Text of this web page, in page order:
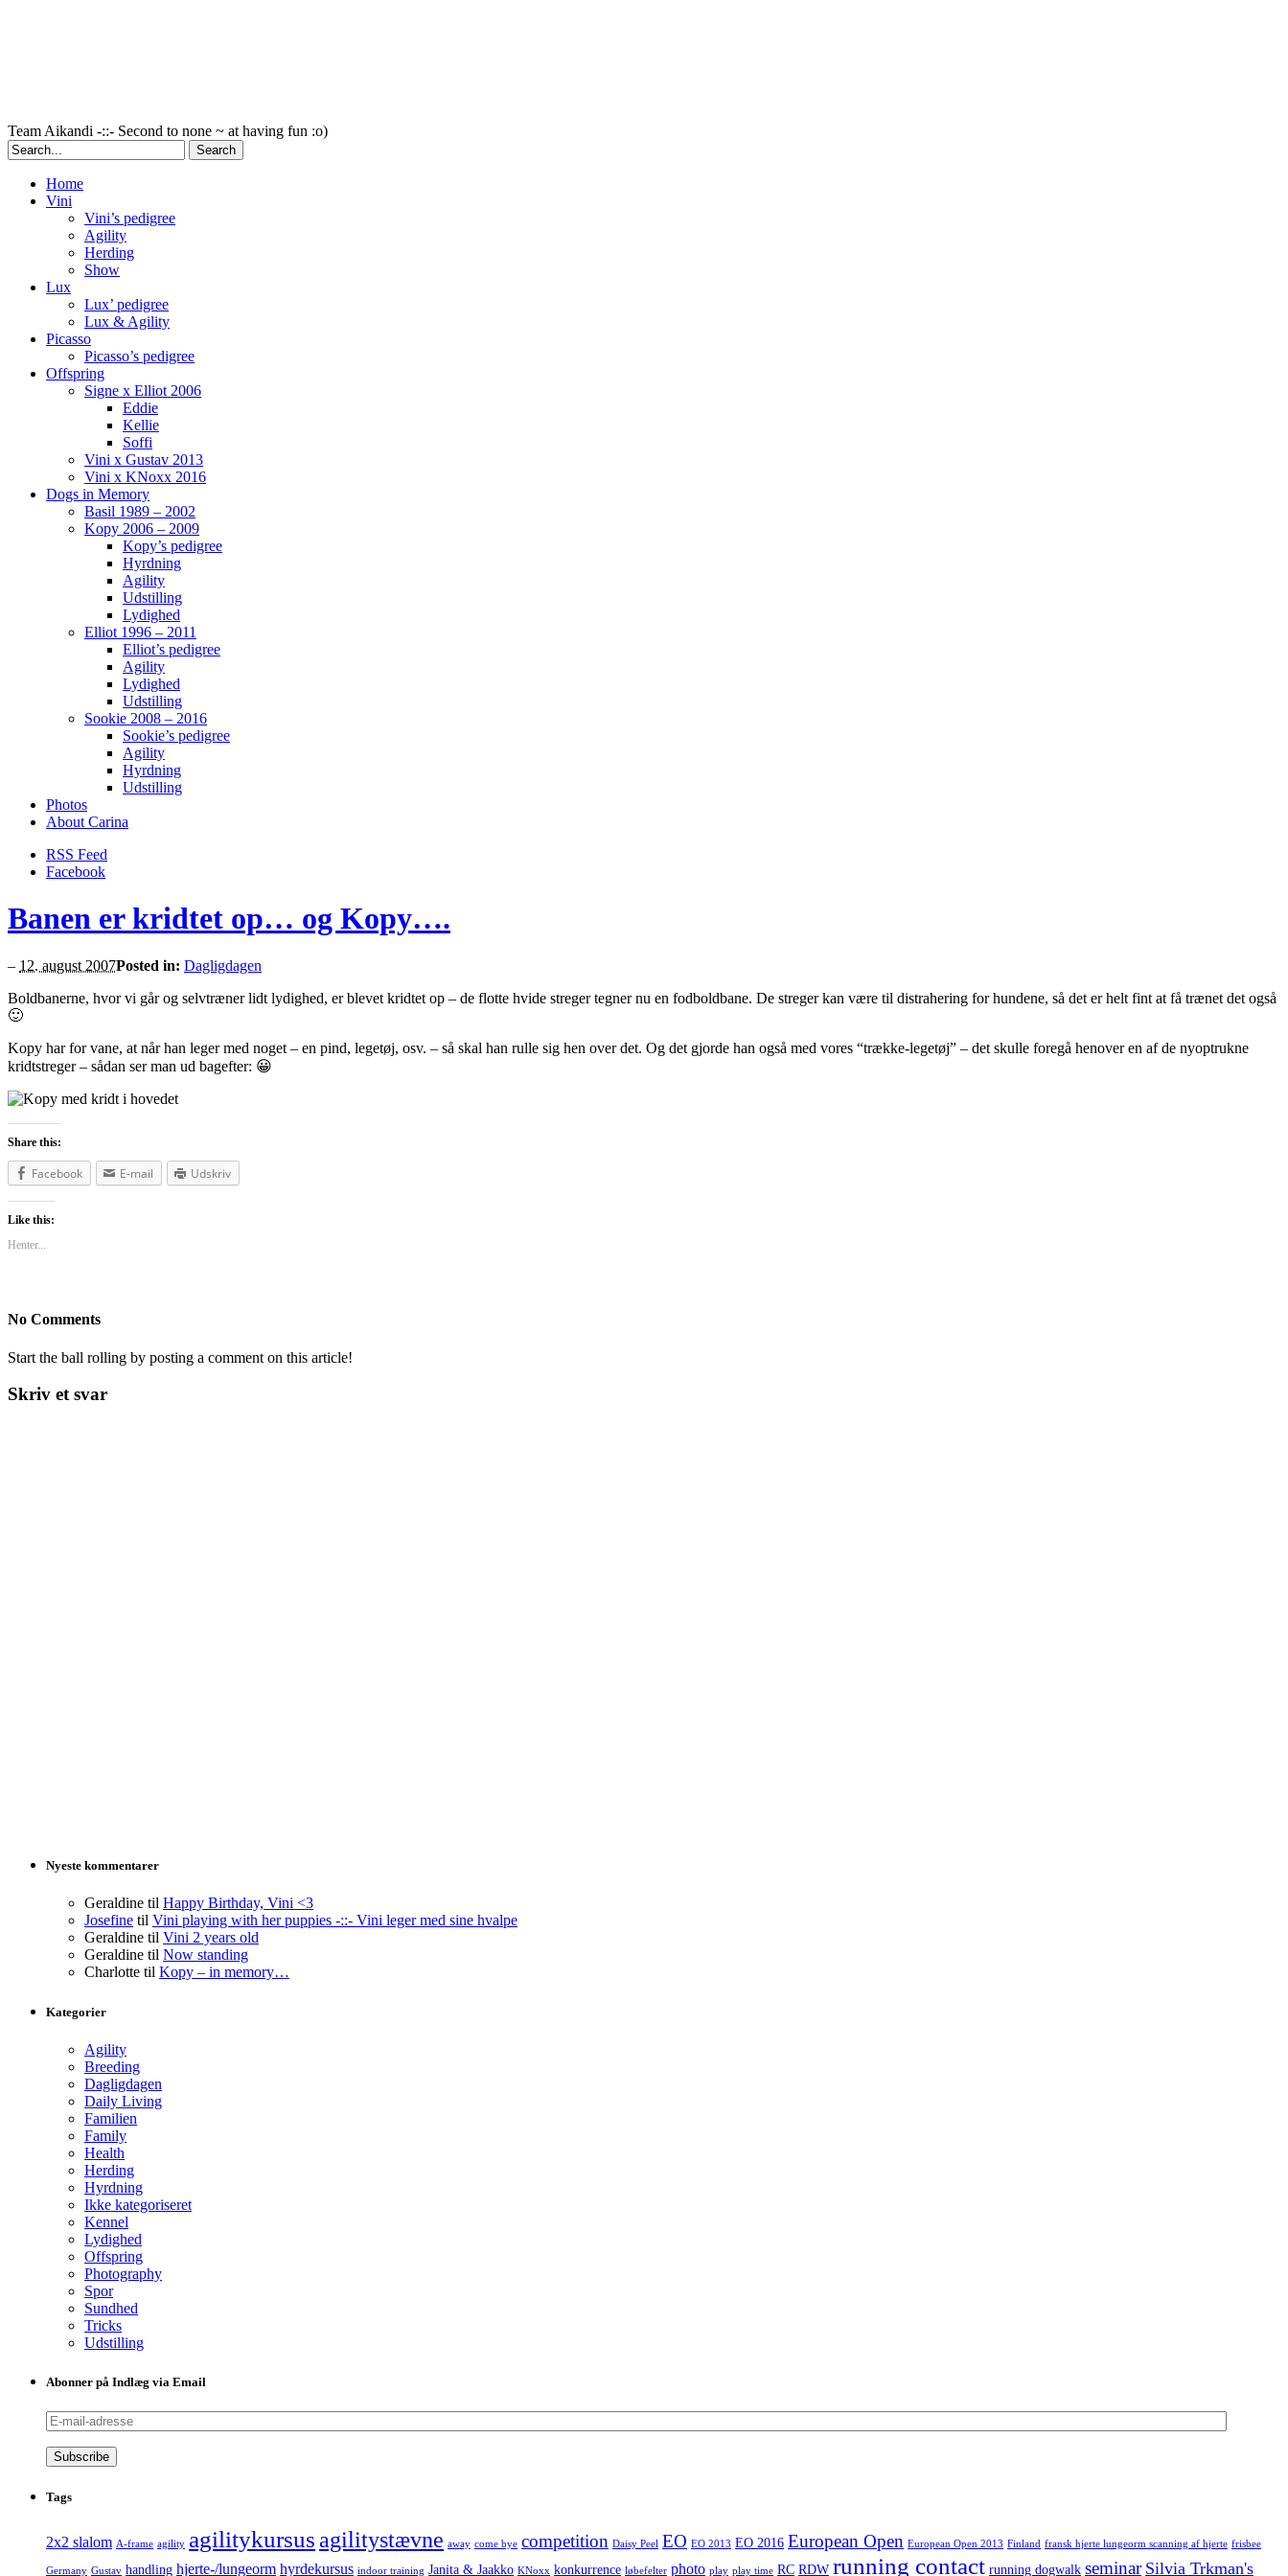
Team Aikandi -::- Second to none ~ at having fun :o)
Home
Vini
Vini’s pedigree
Agility
Herding
Show
Lux
Lux’ pedigree
Lux & Agility
Picasso
Picasso’s pedigree
Offspring
Signe x Elliot 2006
Eddie
Kellie
Soffi
Vini x Gustav 2013
Vini x KNoxx 2016
Dogs in Memory
Basil 1989 – 2002
Kopy 2006 – 2009
Kopy’s pedigree
Hyrdning
Agility
Udstilling
Lydighed
Elliot 1996 – 2011
Elliot’s pedigree
Agility
Lydighed
Udstilling
Sookie 2008 – 2016
Sookie’s pedigree
Agility
Hyrdning
Udstilling
Photos
About Carina
RSS Feed
Facebook
Banen er kridtet op… og Kopy….
– 12. august 2007Posted in: Dagligdagen
Boldbanerne, hvor vi går og selvtræner lidt lydighed, er blevet kridtet op – de flotte hvide streger tegner nu en fodboldbane. De streger kan være til distrahering for hundene, så det er helt fint at få trænet det også
🙂
Kopy har for vane, at når han leger med noget – en pind, legetøj, osv. – så skal han rulle sig hen over det. Og det gjorde han også med vores “trække-legetøj” – det skulle foregå henover en af de nyoptrukne
kridtstreger – sådan ser man ud bagefter: 😀
Share this:
Facebook E-mail Udskriv
Like this:
Henter...
No Comments
Start the ball rolling by posting a comment on this article!
Skriv et svar
Nyeste kommentarer
Geraldine til Happy Birthday, Vini <3
Josefine til Vini playing with her puppies -::- Vini leger med sine hvalpe
Geraldine til Vini 2 years old
Geraldine til Now standing
Charlotte til Kopy – in memory…
Kategorier
Agility
Breeding
Dagligdagen
Daily Living
Familien
Family
Health
Herding
Hyrdning
Ikke kategoriseret
Kennel
Lydighed
Offspring
Photography
Spor
Sundhed
Tricks
Udstilling
Abonner på Indlæg via Email
E-
mail-
adresse
Tags
2x2 slalom A-frame agility agilitykursusagilitystævne away come bye competition Daisy Peel EO EO 2013 EO 2016 European Open European Open 2013 Finland fransk hjerte lungeorm scanning af hjerte frisbee
Germany Gustav handling hjerte-/lungeorm hyrdekursus indoor training Janita & Jaakko KNoxx konkurrence løbefelter photo play play time RC RDW running contact running dogwalk seminar Silvia Trkman's